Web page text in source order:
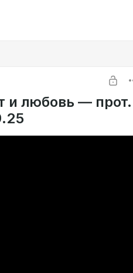
и любовь — прот.